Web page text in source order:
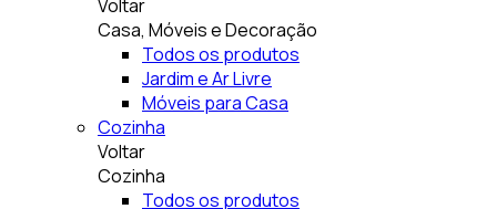
Voltar
Casa, Móveis e Decoração
Todos os produtos
Jardim e Ar Livre
Móveis para Casa
Cozinha
Voltar
Cozinha
Todos os produtos